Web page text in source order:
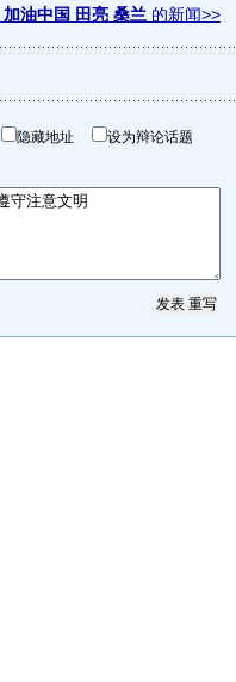
加油中国 田亮 桑兰 的新闻>>
隐藏地址 设为辩论话题